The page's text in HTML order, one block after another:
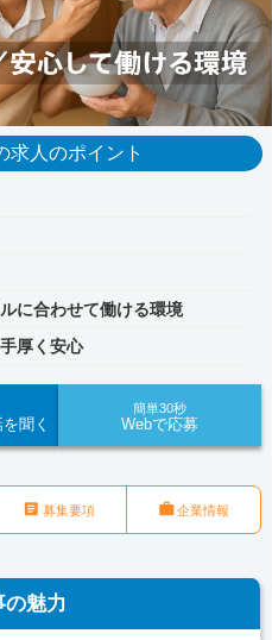
求人のポイント
に合わせて働ける環境
厚く安心
聞く
簡単30秒
Webで応募
 募集要項 企業情報
魅力